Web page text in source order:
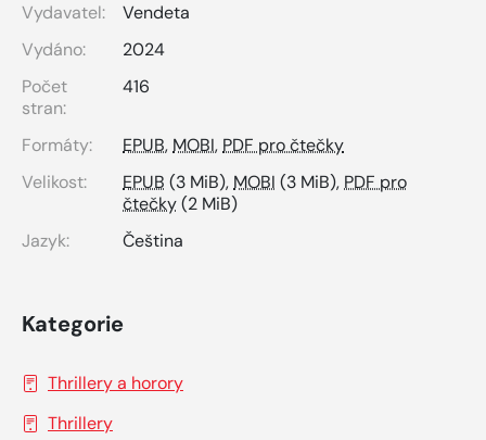
Vydavatel:
Vendeta
Vydáno:
2024
Počet
stran:
416
Formáty: EPUB,MOBI,PDF pro čtečky
Velikost:
EPUB (3 MiB),MOBI (3 MiB),PDF pro
čtečky(2 MiB)
Jazyk:
Čeština
Kategorie
Thrillery a horory
Thrillery